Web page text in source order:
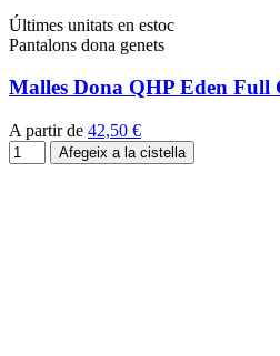
Últimes unitats en estoc
Pantalons dona genets
Malles Dona QHP Eden Full
A partir de 42,50 €
Afegeix a la cistella